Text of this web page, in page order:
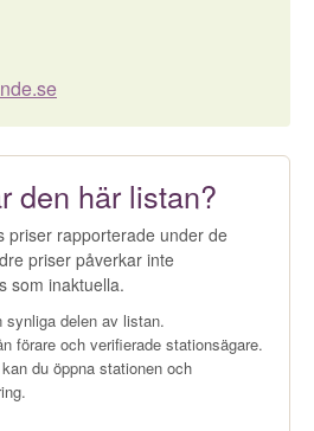
den här listan?
priser rapporterade under de
priser påverkar inte
som inaktuella.
synliga delen av listan.
förare och verifierade stationsägare.
du öppna stationen och